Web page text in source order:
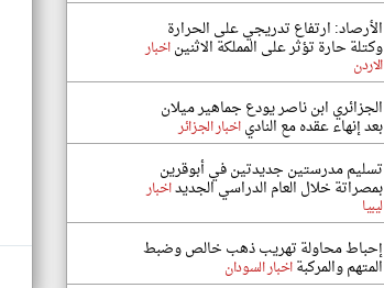
الأرصاد: ارتفاع تدريجي على الحرارة
وكتلة حارة تؤثر على المملكة الاثنيناخبار
الاردن
الجزائري ابن ناصر يودع جماهير ميلان
بعد إنهاء عقده مع النادياخبار الجزائر
تسليم مدرستين جديدتين في أبوقرين
بمصراتة خلال العام الدراسي الجديداخبار
ليبيا
إحباط محاولة تهريب ذهب خالص وضبط
المتهم والمركبةاخبار السودان